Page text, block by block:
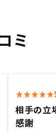
ミ
相手の立
感謝